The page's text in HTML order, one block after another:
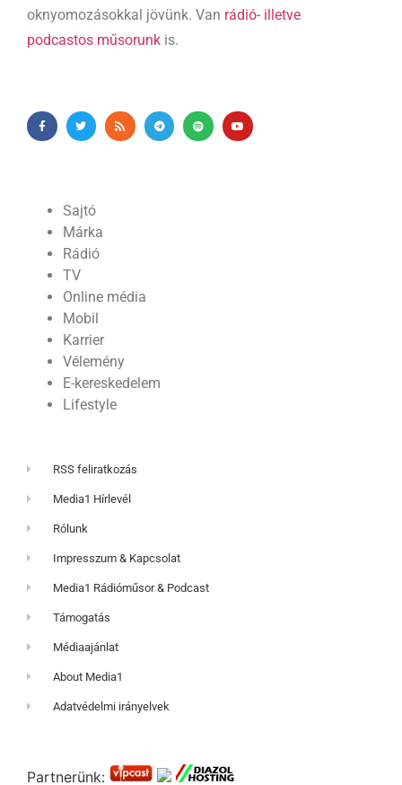
oknyomozásokkal jövünk. Van rádió- illetve
podcastos műsorunk is.
Sajtó
Márka
Rádió
TV
Online média
Mobil
Karrier
Vélemény
E-kereskedelem
Lifestyle
RSS feliratkozás
Media1 Hírlevél
Rólunk
Impresszum & Kapcsolat
Media1 Rádióműsor & Podcast
Támogatás
Médiaajánlat
About Media1
Adatvédelmi irányelvek
Partnerünk: